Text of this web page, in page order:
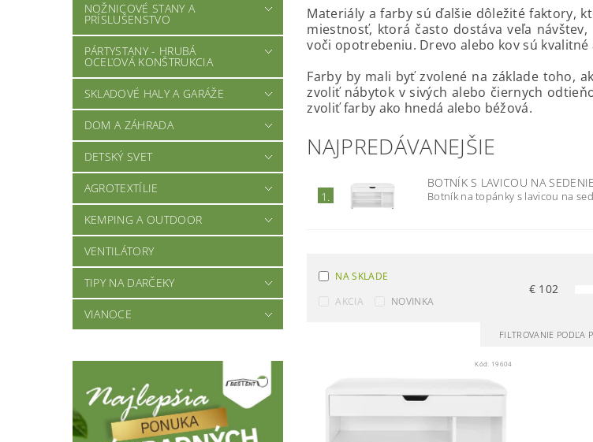
NOŽNICOVÉ STANY A
PRÍSLUŠENSTVO
PÁRTYSTANY - HRUBÁ
OCEĽOVÁ KONŠTRUKCIA
SKLADOVÉ HALY A GARÁŽE
DOM A ZÁHRADA
DETSKÝ SVET
AGROTEXTÍLIE
KEMPING A OUTDOOR
VENTILÁTORY
TIPY NA DARČEKY
VIANOCE
Materiály a farby sú ďalšie dôležité faktory,
miestnosť, ktorá často dostáva veľa
voči opotrebeniu. Drevo alebo kov sú
Farby by mali byť zvolené na základe toho,
zvoliť nábytok v sivých alebo čiernych
zvoliť farby ako hnedá alebo béžová.
NAJPREDÁVANEJŠIE
1.
BOTNÍK S LAVICOU NA
Botník na topánky s lavicou na
NA SKLADE
AKCIA
NOVINKA
€ 102
FILTROVANIE PODĽA
Kód: 19604